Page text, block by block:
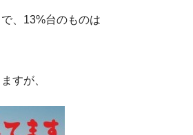
、13%台のものは
すが、